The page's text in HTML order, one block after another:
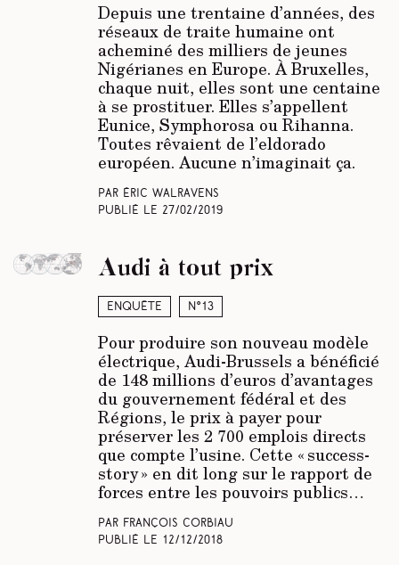
Depuis une trentaine d’années, des
réseaux de traite humaine ont
acheminé des milliers de jeunes
Nigérianes en Europe. À Bruxelles,
chaque nuit, elles sont une centaine
à se prostituer. Elles s’appellent
Eunice, Symphorosa ou Rihanna.
Toutes rêvaient de l’eldorado
européen. Aucune n’imaginait ça.
Par Éric Walravens
Publié le 27/02/2019
Enquête N°13
Audi à tout prix
Pour produire son nouveau modèle
électrique, Audi-Brussels a bénéficié
de 148 millions d’euros d’avantages
du gouvernement fédéral et des
Régions, le prix à payer pour
préserver les 2 700 emplois directs
que compte l’usine. Cette « success-
story » en dit long sur le rapport de
forces entre les pouvoirs publics…
Par François Corbiau
Publié le 12/12/2018